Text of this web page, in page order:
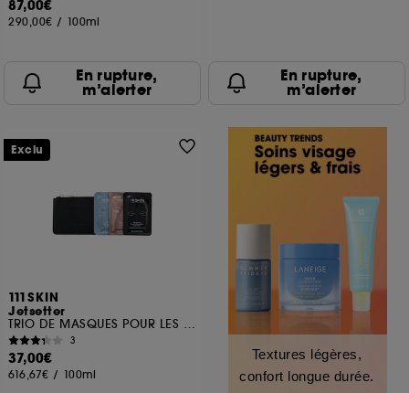
87,00€
290,00€ / 100ml
En rupture,
m’alerter
En rupture,
m’alerter
111SKIN
Jetsetter
TRIO DE MASQUES POUR LES YEUX
3
37,00€
616,67€ / 100ml
Exclu
Textures légères,
confort longue durée.